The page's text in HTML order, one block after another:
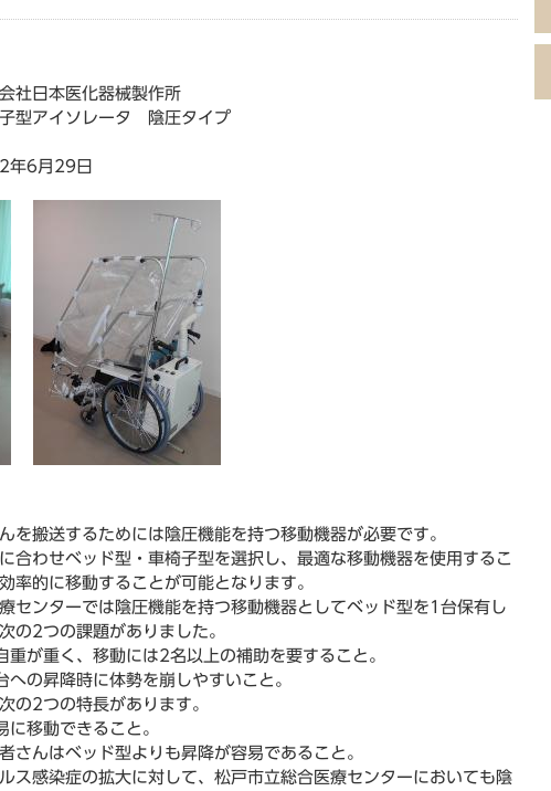
社日本医化器械製作所
アイソレータ 陰圧タイプ
6月29日
を搬送するためには陰圧機能を持つ移動機器が必要です。
合わせベッド型・車椅子型を選択し、最適な移動機器を使用するこ
率的に移動することが可能となります。
センターでは陰圧機能を持つ移動機器としてベッド型を1台保有し
の2つの課題がありました。
重が重く、移動には2名以上の補助を要すること。
への昇降時に体勢を崩しやすいこと。
の2つの特長があります。
に移動できること。
さんはベッド型よりも昇降が容易であること。
ス感染症の拡大に対して、松戸市立総合医療センターにおいても陰